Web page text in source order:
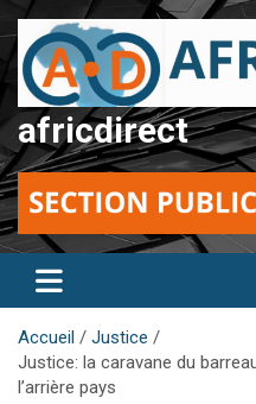
Aller
au
contenu
africdirect
Accueil
Justice
Justice: la caravane du
l’arrière pays